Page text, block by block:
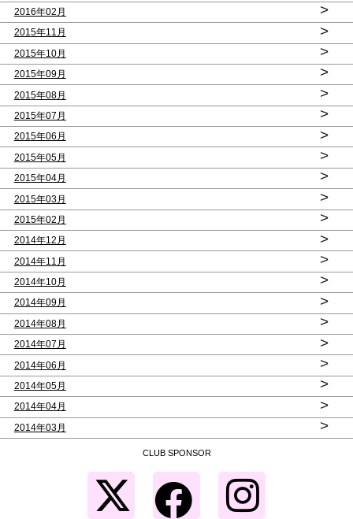
2016年02月 >
2015年11月 >
2015年10月 >
2015年09月 >
2015年08月 >
2015年07月 >
2015年06月 >
2015年05月 >
2015年04月 >
2015年03月 >
2015年02月 >
2014年12月 >
2014年11月 >
2014年10月 >
2014年09月 >
2014年08月 >
2014年07月 >
2014年06月 >
2014年05月 >
2014年04月 >
2014年03月 >
CLUB SPONSOR